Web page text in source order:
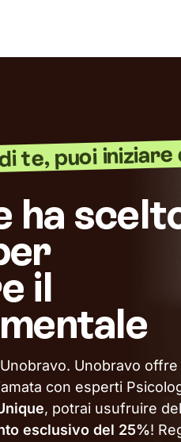
te, puoi iniziare
ha
il
Unobravo
con esperti
, potrai usufruire
esclusivo del 25%!